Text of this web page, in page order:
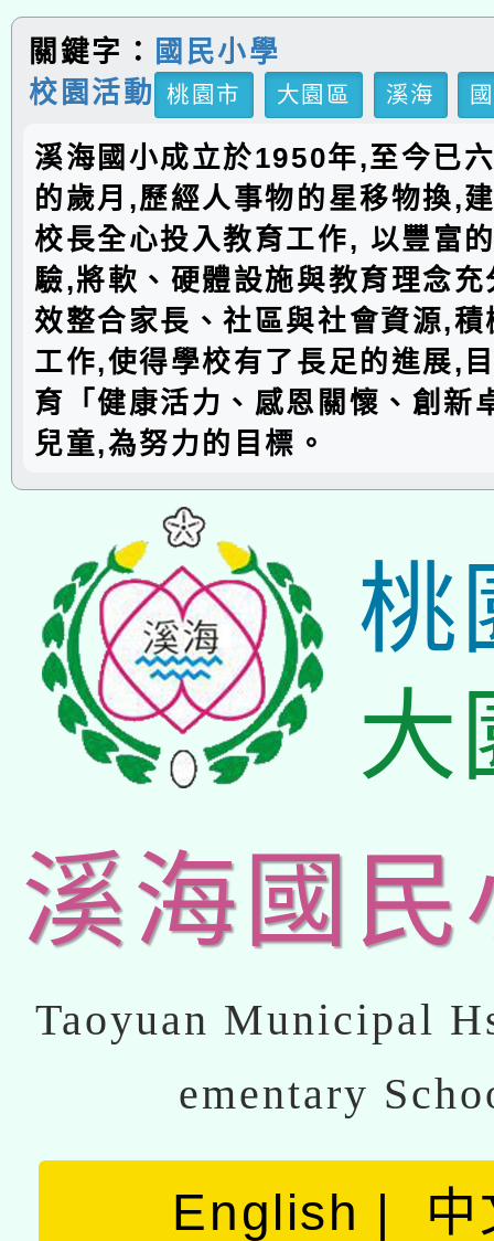
關鍵字：
國民小學
校園活動
桃園市 大園區 溪海
溪海國小成立於1950年,至今已
的歲月,歷經人事物的星移物換,
校長全心投入教育工作, 以豐富
驗,將軟、硬體設施與教育理念
效整合家長、社區與社會資源,
工作,使得學校有了長足的進展,
育「健康活力、感恩關懷、創新
兒童,為努力的目標。
桃
大
溪海國民
Taoyuan Municipal
ementary
English 中